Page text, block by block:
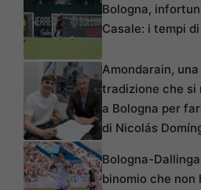
Bologna,
Casale: i tempi
Amondarain, una
tradizione che si
a Bologna per
di Nicolás
Bologna-
binomio che non